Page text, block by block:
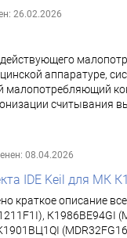
26.02.2026
аппаратуре,
считывания
08.04.2026
IDE Keil для МК
краткое описание
К1986ВЕ94GI